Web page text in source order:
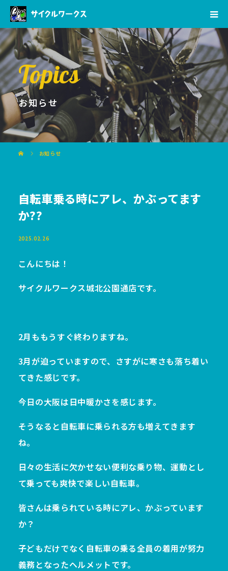
Topics
お知らせ
お知らせ
自転車乗る時にアレ、かぶってます
か??
2025.02.26
こんにちは！
サイクルワークス城北公園通店です。
2月ももうすぐ終わりますね。
3月が迫っていますので、さすがに寒さも落ち着い
てきた感じです。
今日の大阪は日中暖かさを感じます。
そうなると自転車に乗られる方も増えてきます
ね。
日々の生活に欠かせない便利な乗り物、運動とし
て乗っても爽快で楽しい自転車。
皆さんは乗られている時にアレ、かぶっています
か？
子どもだけでなく自転車の乗る全員の着用が努力
義務となったヘルメットです。